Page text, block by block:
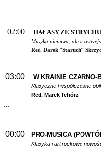
02:00 HAŁASY ZE STRYCHU
Muzyka nienowa, ale o
Red. Darek "Staruch"
03:00 W KRAINIE CZARNO-
Klasyczne i współczesne
Red. Marek Tchórz
...
00:00 PRO-MUSICA
Klasyka i art rockowe